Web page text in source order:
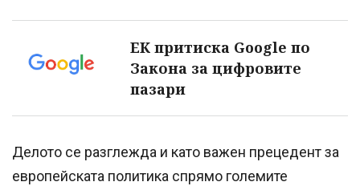
ЕК притиска Google по
Закона за цифровите
пазари
Делото се разглежда и като важен прецедент за
европейската политика спрямо големите